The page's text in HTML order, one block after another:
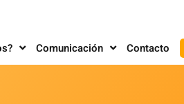
Comunicación Contacto